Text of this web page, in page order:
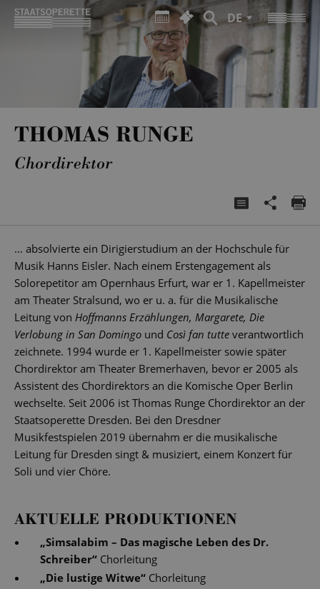
DE
THOMAS RUNGE
Chordirektor
… absolvierte ein Dirigierstudium an der Hochschule für
Musik Hanns Eisler. Nach einem Erstengagement als
Solorepetitor am Opernhaus Erfurt, war er 1. Kapellmeister
am Theater Stralsund, wo er u. a. für die Musikalische
Leitung von Hoffmanns Erzählungen, Margarete, Die
Verlobung in San Domingo und Così fan tutte verantwortlich
zeichnete. 1994 wurde er 1. Kapellmeister sowie später
Chordirektor am Theater Bremerhaven, bevor er 2005 als
Assistent des Chordirektors an die Komische Oper Berlin
wechselte. Seit 2006 ist Thomas Runge Chordirektor an der
Staatsoperette Dresden. Bei den Dresdner
Musikfestspielen 2019 übernahm er die musikalische
Leitung für Dresden singt & musiziert, einem Konzert für
Soli und vier Chöre.
AKTUELLE PRODUKTIONEN
„Simsalabim – Das magische Leben des Dr.
Schreiber“ Chorleitung
„Die lustige Witwe“ Chorleitung